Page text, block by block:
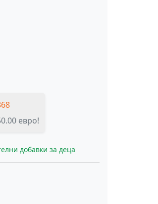
Сън - 60 мечета
евро!
добавки за деца